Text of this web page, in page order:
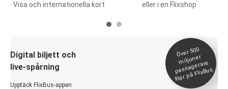
Visa och internationella kort
eller i en Flixshop
Digital biljett och
live-spårning
Upptäck FlixBus-appen
Över 500
miljoner
passagerare
litar på FlixBus